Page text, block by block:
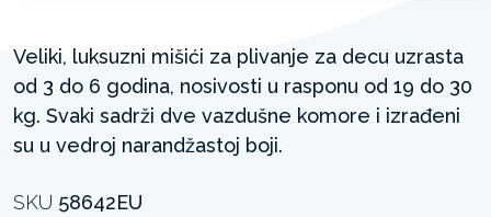
Veliki, luksuzni mišići za plivanje za decu uzrasta
od 3 do 6 godina, nosivosti u rasponu od 19 do 30
kg. Svaki sadrži dve vazdušne komore i izrađeni
su u vedroj narandžastoj boji.
SKU 58642EU